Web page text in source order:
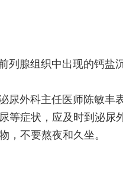
列腺组织中出现的钙盐
尿外科主任医师陈敏丰
等症状，应及时到泌
，不要熬夜和久坐。